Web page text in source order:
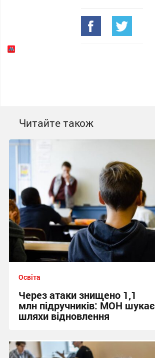
Читайте також
Освіта
Через атаки знищено 1,1
млн підручників: МОН шукає
шляхи відновлення
20:48 сьогодні